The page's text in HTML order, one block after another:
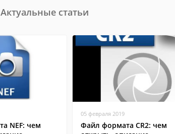
Актуальные статьи
NEF: чем
05 февраля 2019
Файл формата CR2: чем